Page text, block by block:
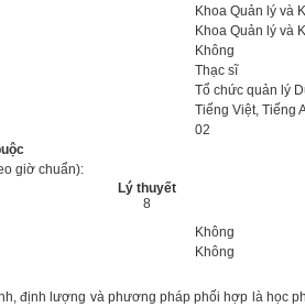
Khoa Quản lý và
Khoa Quản lý và
Không
Thạc sĩ
Tổ chức quản lý
Tiếng Việt, Tiếng
02
giờ chuẩn):
Lý thuyết
8
Không
Không
định lượng và phương pháp phối hợp là học